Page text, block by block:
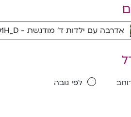
לפי גובה